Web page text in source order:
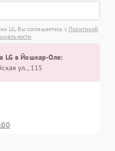
LG, Вы соглашаетесь с Политикой
LG в Йошкар-Оле:
ул., 115